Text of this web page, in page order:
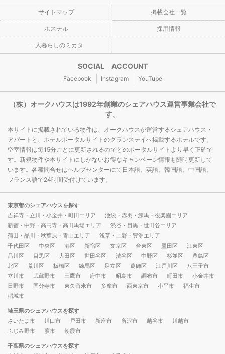
サイトマップ 掲載会社一覧
ホステル 採用情報
一人暮らしのミカタ
SOCIAL ACCOUNT
Facebook Instagram YouTube
（株）オークハウスは1992年創業のシェアハウス運営事業会社で
す。
本サイトに掲載されている物件は、オークハウスが運営するシェアハウス・
アパートと、ホテルポータルサイトのグランステイへ掲載するホテルです。
空室情報は毎15分ごとに更新されるのでどのポータルサイトより早く正確で
す。新規物件や本サイトにしかないお得なキャンペーン情報も随時更新して
います。各種問合せはヘルプセンターにて日本語、英語、韓国語、中国語、
フランス語で24時間受付けています。
東京都のシェアハウスを探す
吉祥寺・立川・小金井・町田エリア
池袋・赤羽・練馬・後楽園エリア
新宿・中野・高円寺・高田馬場エリア
渋谷・目黒・世田谷エリア
蒲田・品川・秋葉原・青山エリア
浅草・上野・豊洲エリア
千代田区
中央区 港区 新宿区 文京区 台東区 墨田区
江東区
品川区
目黒区 大田区 世田谷区 渋谷区 中野区 杉並区
豊島区
北区
荒川区 板橋区 練馬区 足立区 葛飾区 江戸川区
八王子市
立川市
武蔵野市 三鷹市 府中市 昭島市 調布市 町田市
小金井市
日野市
国分寺市 東久留米市 多摩市 西東京市 小平市
福生市
稲城市
埼玉県のシェアハウスを探す
さいたま市
川口市 戸田市 新座市 所沢市 越谷市
川越市
ふじみ野市
蕨市 朝霞市
千葉県のシェアハウスを探す